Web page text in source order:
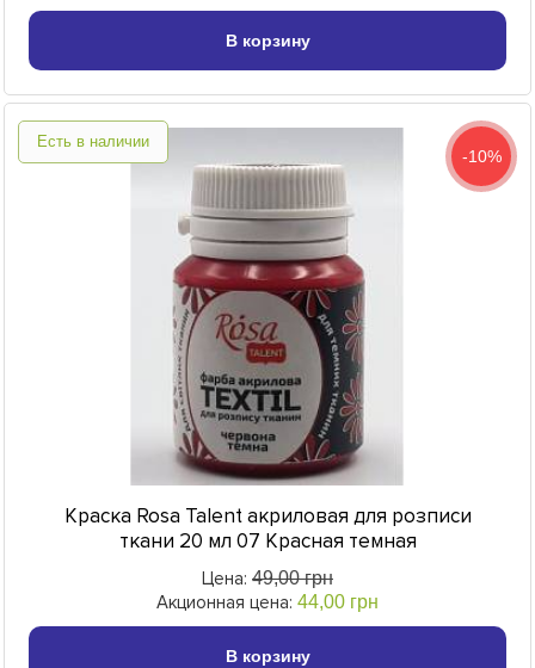
В корзину
Есть в наличии
-10%
Краска Rosa Talent акриловая для розписи
ткани 20 мл 07 Красная темная
Цена: 49,00 грн
Акционная цена: 44,00 грн
В корзину